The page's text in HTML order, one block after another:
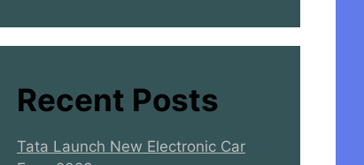
Recent Posts
Tata Launch New Electronic Car